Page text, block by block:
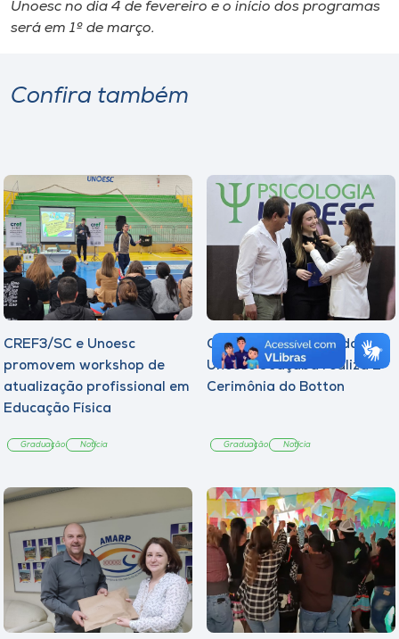
Unoesc no dia 4 de fevereiro e o início dos programas
será em 1º de março.
Confira também
CREF3/SC e Unoesc
promovem workshop de
atualização profissional em
Educação Física
Graduação Notícia
Curso de Psicologia da
Unoesc Joaçaba realiza 2ª
Cerimônia do Botton
Graduação Notícia